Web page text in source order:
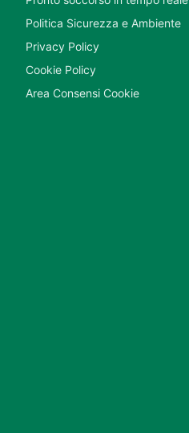
Politica Sicurezza e Ambiente
Privacy Policy
Cookie Policy
Area Consensi Cookie